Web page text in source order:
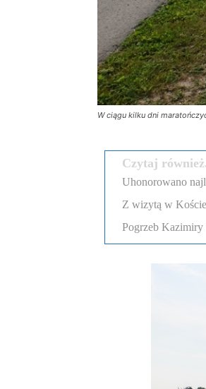
W ciągu kilku dni
Czytaj
Uhonorowano
Z wizytą w
Pogrzeb Kazimiry